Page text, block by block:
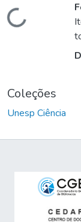
Carregando...
Coleções
Unesp Ciência